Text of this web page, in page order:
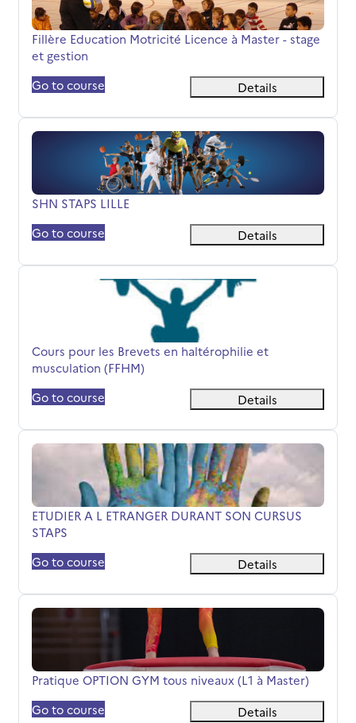
Όνομα μαθήματος
Fillère Education Motricité Licence à Master - stage
et gestion
Go to course
Details
SHN STAPS LILLE
Όνομα μαθήματος
SHN STAPS LILLE
Go to course
Details
Cours pour les Brevets en haltérophilie et musculation
Όνομα μαθήματος
Cours pour les Brevets en haltérophilie et
musculation (FFHM)
Go to course
Details
ETUDIER A L ETRANGER DURANT SON CURSUS STAPS
Όνομα μαθήματος
ETUDIER A L ETRANGER DURANT SON CURSUS
STAPS
Go to course
Details
Pratique OPTION GYM tous niveaux (L1 à Master)
Όνομα μαθήματος
Pratique OPTION GYM tous niveaux (L1 à Master)
Go to course
Details